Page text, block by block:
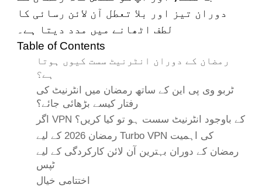
دوران تیز اور بلا تعطل آن لائن رسائی کا
لطف اٹھانے میں مدد دیتا ہے۔
Table of Contents
رمضان کے دوران انٹرنیٹ سست کیوں ہوتا
ہے؟
ٹربو وی پی این کے ساتھ رمضان میں انٹرنیٹ کی
رفتار کیسے بڑھائی جائے؟
اگر VPN کے باوجود انٹرنیٹ سست ہو تو کیا کریں؟
رمضان 2026 کے لیے Turbo VPN کی اہمیت
رمضان کے دوران بہترین آن لائن کارکردگی کے لیے
ٹپس
اختتامی خیال